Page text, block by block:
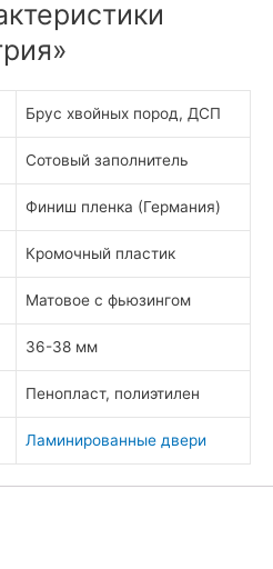
Брус хвойных пород, ДСП
Сотовый заполнитель
Финиш пленка (Германия)
Кромочный пластик
Матовое с фьюзингом
36-38 мм
Пенопласт, полиэтилен
Ламинированные двери